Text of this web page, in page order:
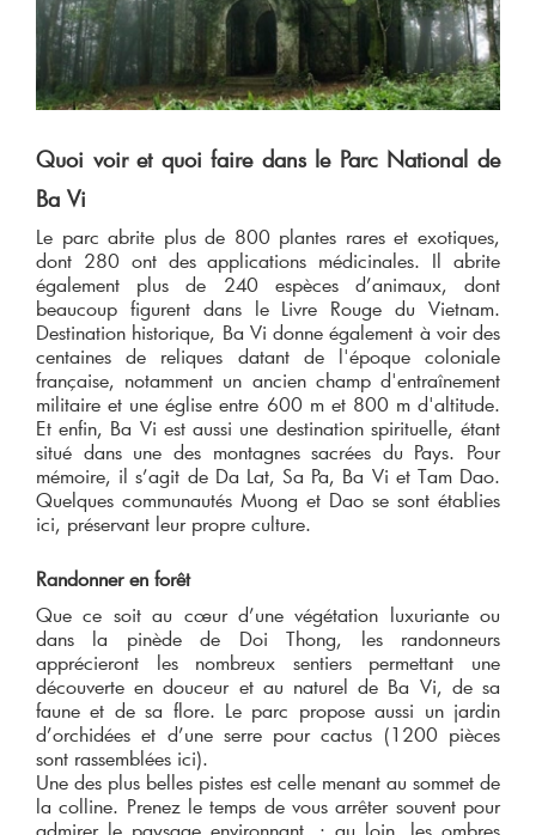
Quoi voir et quoi faire dans le Parc National de
Ba Vi
Le parc abrite plus de 800 plantes rares et exotiques,
dont 280 ont des applications médicinales. Il abrite
également plus de 240 espèces d’animaux, dont
beaucoup figurent dans le Livre Rouge du Vietnam.
Destination historique, Ba Vi donne également à voir des
centaines de reliques datant de l'époque coloniale
française, notamment un ancien champ d'entraînement
militaire et une église entre 600 m et 800 m d'altitude.
Et enfin, Ba Vi est aussi une destination spirituelle, étant
situé dans une des montagnes sacrées du Pays. Pour
mémoire, il s’agit de Da Lat, Sa Pa, Ba Vi et Tam Dao.
Quelques communautés Muong et Dao se sont établies
ici, préservant leur propre culture.
Randonner en forêt
Que ce soit au cœur d’une végétation luxuriante ou
dans la pinède de Doi Thong, les randonneurs
apprécieront les nombreux sentiers permettant une
découverte en douceur et au naturel de Ba Vi, de sa
faune et de sa flore. Le parc propose aussi un jardin
d’orchidées et d’une serre pour cactus (1200 pièces
sont rassemblées ici).
Une des plus belles pistes est celle menant au sommet de
la colline. Prenez le temps de vous arrêter souvent pour
admirer le paysage environnant : au loin, les ombres